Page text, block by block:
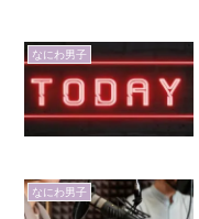
なにわ男子
なにわ男子